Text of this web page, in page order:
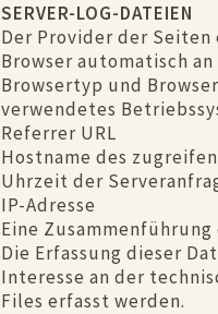
SERVER-LOG-DATEIEN
Der Provider der
Browser automatisch
Browsertyp und
verwendetes
Referrer URL
Hostname des
Uhrzeit der
IP-Adresse
Eine
Die Erfassung dieser
Interesse an der
Files erfasst werden.